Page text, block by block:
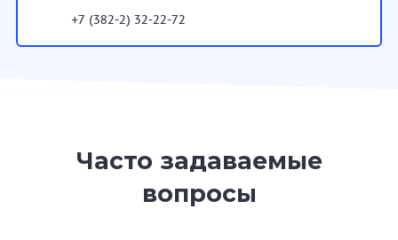
+7 (382-2) 32-22-72
Часто задаваемые
вопросы